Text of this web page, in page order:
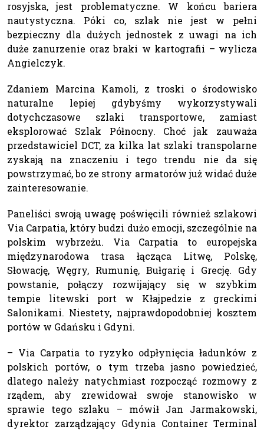
rosyjska, jest problematyczne. W końcu bariera
nautystyczna. Póki co, szlak nie jest w pełni
bezpieczny dla dużych jednostek z uwagi na ich
duże zanurzenie oraz braki w kartografii – wylicza
Angielczyk.
Zdaniem Marcina Kamoli, z troski o środowisko
naturalne lepiej gdybyśmy wykorzystywali
dotychczasowe szlaki transportowe, zamiast
eksplorować Szlak Północny. Choć jak zauważa
przedstawiciel DCT, za kilka lat szlaki transpolarne
zyskają na znaczeniu i tego trendu nie da się
powstrzymać, bo ze strony armatorów już widać duże
zainteresowanie.
Paneliści swoją uwagę poświęcili również szlakowi
Via Carpatia, który budzi dużo emocji, szczególnie na
polskim wybrzeżu. Via Carpatia to europejska
międzynarodowa trasa łącząca Litwę, Polskę,
Słowację, Węgry, Rumunię, Bułgarię i Grecję. Gdy
powstanie, połączy rozwijający się w szybkim
tempie litewski port w Kłajpedzie z greckimi
Salonikami. Niestety, najprawdopodobniej kosztem
portów w Gdańsku i Gdyni.
– Via Carpatia to ryzyko odpłynięcia ładunków z
polskich portów, o tym trzeba jasno powiedzieć,
dlatego należy natychmiast rozpocząć rozmowy z
rządem, aby zrewidował swoje stanowisko w
sprawie tego szlaku – mówił Jan Jarmakowski,
dyrektor zarządzający Gdynia Container Terminal